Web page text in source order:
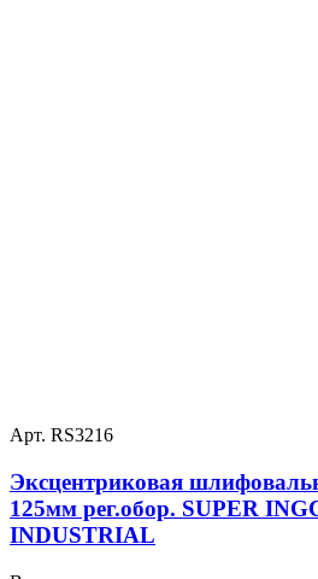
Арт. RS3216
Эксцентриковая
125мм рег.обор. SUPER
INDUSTRIAL